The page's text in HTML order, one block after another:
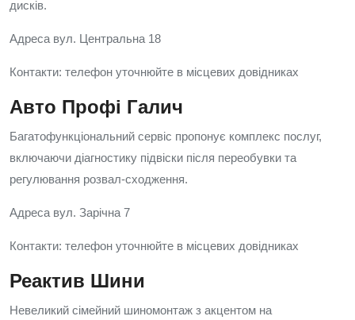
дисків.
Адреса вул. Центральна 18
Контакти: телефон уточнюйте в місцевих довідниках
Авто Профі Галич
Багатофункціональний сервіс пропонує комплекс послуг,
включаючи діагностику підвіски після переобувки та
регулювання розвал‑сходження.
Адреса вул. Зарічна 7
Контакти: телефон уточнюйте в місцевих довідниках
Реактив Шини
Невеликий сімейний шиномонтаж з акцентом на